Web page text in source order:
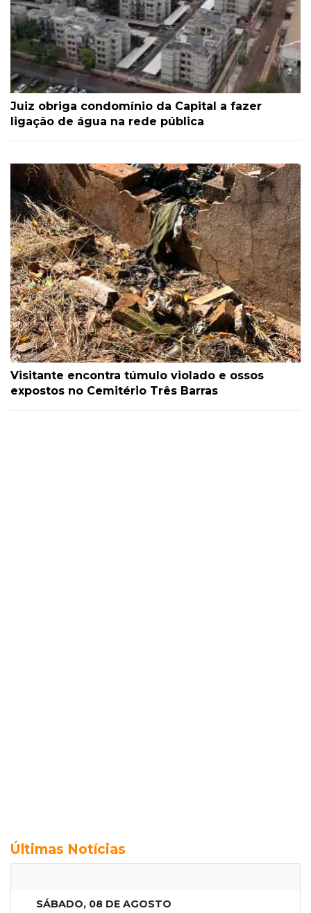
Juiz obriga condomínio da Capital a fazer
ligação de água na rede pública
Visitante encontra túmulo violado e ossos
expostos no Cemitério Três Barras
Últimas Notícias
SÁBADO, 08 DE AGOSTO